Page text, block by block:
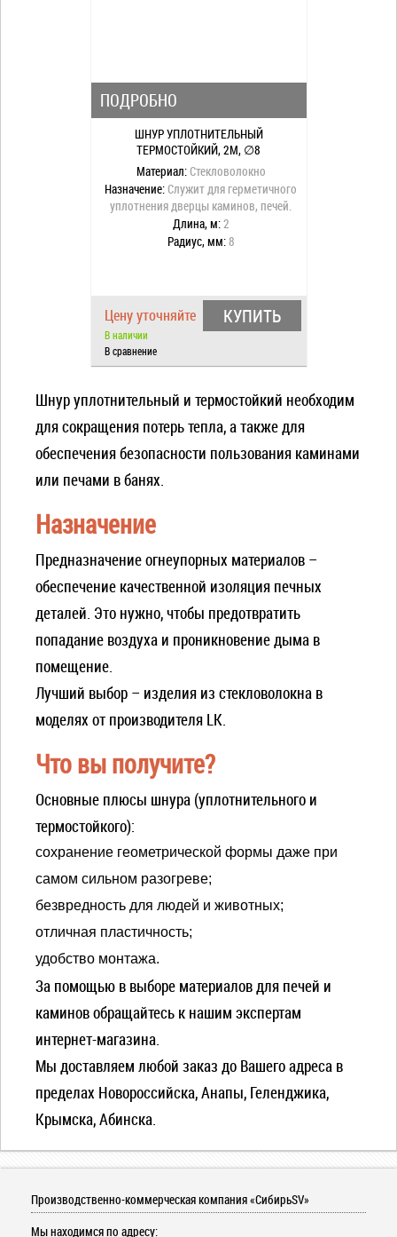
ПОДРОБНО
ШНУР УПЛОТНИТЕЛЬНЫЙ
ТЕРМОСТОЙКИЙ, 2М, ∅8
Материал: Стекловолокно
Назначение: Служит для герметичного
уплотнения дверцы каминов, печей.
Длина, м:2
Радиус, мм:8
Цену уточняйте
В наличии
КУПИТЬ
В сравнение
Шнур уплотнительный и термостойкий необходим
для сокращения потерь тепла, а также для
обеспечения безопасности пользования каминами
или печами в банях.
Назначение
Предназначение огнеупорных материалов –
обеспечение качественной изоляция печных
деталей. Это нужно, чтобы предотвратить
попадание воздуха и проникновение дыма в
помещение.
Лучший выбор – изделия из стекловолокна в
моделях от производителя LK.
Что вы получите?
Основные плюсы шнура (уплотнительного и
термостойкого):
сохранение геометрической формы даже при
самом сильном разогреве;
безвредность для людей и животных;
отличная пластичность;
удобство монтажа.
За помощью в выборе материалов для печей и
каминов обращайтесь к нашим экспертам
интернет-магазина.
Мы доставляем любой заказ до Вашего адреса в
пределах Новороссийска, Анапы, Геленджика,
Крымска, Абинска.
Производственно-коммерческая компания «СибирьSV»
Мы находимся по адресу: